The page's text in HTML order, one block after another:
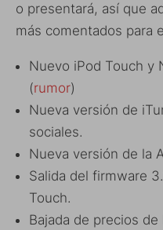
o presentará, así que
más comentados para
Nuevo iPod Touch y
(rumor)
Nueva versión de
sociales.
Nueva versión de la
Salida del firmware
Touch.
Bajada de precios